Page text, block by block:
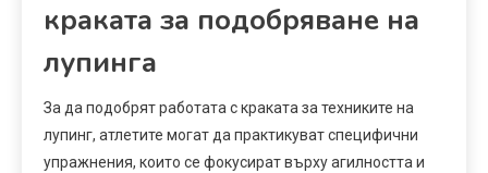
краката за подобряване на
лупинга
За да подобрят работата с краката за техниките на
лупинг, атлетите могат да практикуват специфични
упражнения, които се фокусират върху агилността и